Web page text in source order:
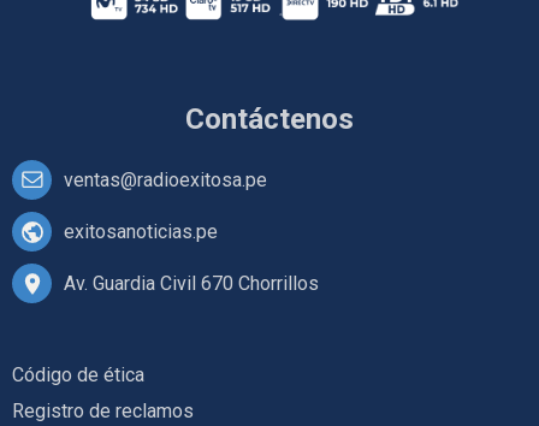
Contáctenos
ventas@radioexitosa.pe
exitosanoticias.pe
Av. Guardia Civil 670 Chorrillos
Código de ética
Registro de reclamos